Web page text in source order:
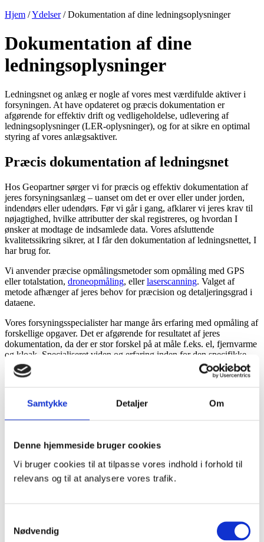
Samtykke Detaljer Om
Denne hjemmeside bruger cookies
Vi bruger cookies til at tilpasse vores indhold i forhold til
relevans og til at analysere vores trafik.
Nødvendig
Hjem /Ydelser /Dokumentation af dine ledningsoplysninger
Dokumentation af dine
ledningsoplysninger
Ledningsnet og anlæg er nogle af vores mest værdifulde aktiver i
forsyningen. At have opdateret og præcis dokumentation er
afgørende for effektiv drift og vedligeholdelse, udlevering af
ledningsoplysninger (LER-oplysninger), og for at sikre en optimal
styring af vores anlægsaktiver.
Præcis dokumentation af ledningsnet
Hos Geopartner sørger vi for præcis og effektiv dokumentation af
jeres forsyningsanlæg – uanset om det er over eller under jorden,
indendørs eller udendørs. Før vi går i gang, afklarer vi jeres krav til
nøjagtighed, hvilke attributter der skal registreres, og hvordan I
ønsker at modtage de indsamlede data. Vores afsluttende
kvalitetssikring sikrer, at I får den dokumentation af ledningsnettet, I
har brug for.
Vi anvender præcise opmålingsmetoder som opmåling med GPS
eller totalstation, droneopmåling, ellerlaserscanning. Valget af
metode afhænger af jeres behov for præcision og detaljeringsgrad i
dataene.
Vores forsyningsspecialister har mange års erfaring med opmåling af
forskellige opgaver. Det er afgørende for resultatet af jeres
dokumentation, da der er stor forskel på at måle f.eks. el, fjernvarme
og kloak. Specialiseret viden og erfaring inden for den specifikke
ledningsart er nødvendig for korrekt bestemmelse af lednings- og
komponenttyper og for at sikre valide data.
og XML-data. Kontakt en af vores forsyningsspecialiser.